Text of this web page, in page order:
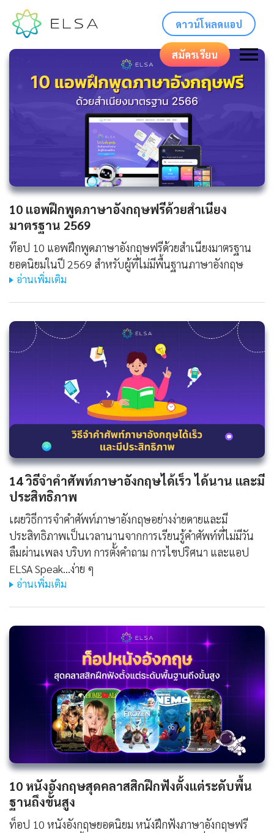
ดาวน์โหลดแอป
สมัครเรียน
10 แอพฝึกพูดภาษาอังกฤษฟรีด้วยสำเนียง
มาตรฐาน 2569
ท๊อป 10 แอพฝึกพูดภาษาอังกฤษฟรีด้วยสำเนียงมาตรฐาน
ยอดนิยมในปี 2569 สำหรับผู้ที่ไม่มีพื้นฐานภาษาอังกฤษ
อ่านเพิ่มเติม
14 วิธีจําคําศัพท์ภาษาอังกฤษได้เร็ว ได้นาน และมี
ประสิทธิภาพ
เผยวิธีการจำคำศัพท์ภาษาอังกฤษอย่างง่ายดายและมี
ประสิทธิภาพเป็นเวลานานจากการเรียนรู้คำศัพท์ที่ไม่มีวัน
ลืมผ่านเพลง บริบท การตั้งคำถาม การไขปริศนา และแอป
ELSA Speak...ง่าย ๆ
อ่านเพิ่มเติม
10 หนังอังกฤษสุดคลาสสิกฝึกฟังตั้งแต่ระดับพื้น
ฐานถึงขั้นสูง
ท็อป 10 หนังอังกฤษยอดนิยม หนังฝึกฟังภาษาอังกฤษฟรี